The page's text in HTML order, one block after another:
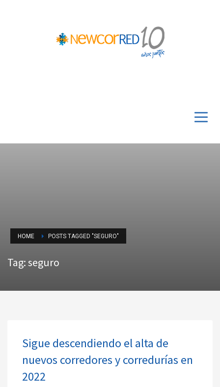
HOME POSTS TAGGED "SEGURO"
Tag: seguro
Sigue descendiendo el alta de
nuevos corredores y corredurías en
2022